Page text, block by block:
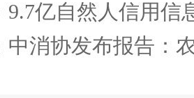
9.7亿自然人信用信
中消协发布报告：